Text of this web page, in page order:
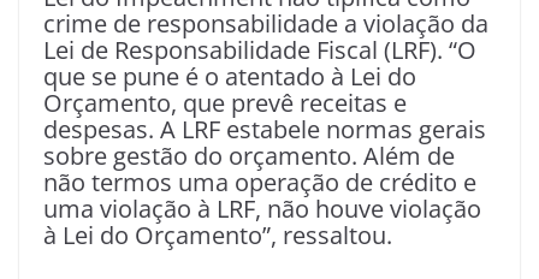
crime de responsabilidade a violação da
Lei de Responsabilidade Fiscal (LRF). “O
que se pune é o atentado à Lei do
Orçamento, que prevê receitas e
despesas. A LRF estabele normas gerais
sobre gestão do orçamento. Além de
não termos uma operação de crédito e
uma violação à LRF, não houve violação
à Lei do Orçamento”, ressaltou.